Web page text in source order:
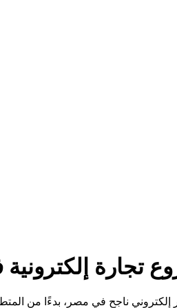
تجارة
إلكتروني ناجح في مصر، بدءًا من